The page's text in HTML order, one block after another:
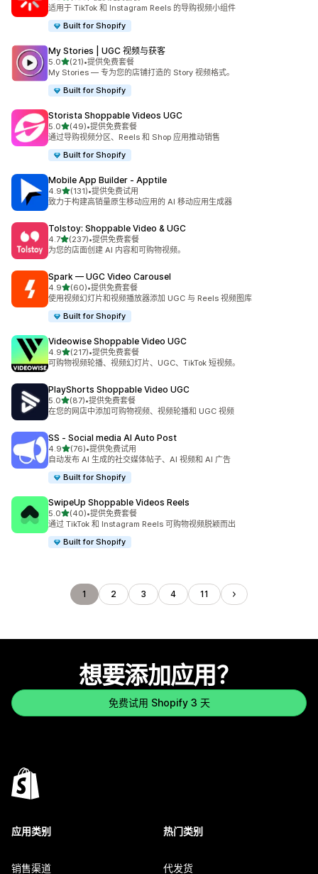
适用于 TikTok 和 Instagram Reels 的导购视频小组件
Built for Shopify
My Stories | UGC 视频与获客
5.0星（满分 5 星）
(21)
总共 21 条评论
•提供免费套餐
My Stories — 专为您的店铺打造的 Story 视频格式。
Built for Shopify
Storista Shoppable Videos UGC
5.0星（满分 5 星）
(49)
总共 49 条评论
•提供免费套餐
通过导购视频分区、Reels 和 Shop 应用推动销售
Built for Shopify
Mobile App Builder ‑ Apptile
4.9星（满分 5 星）
(131)
总共 131 条评论
•提供免费试用
致力于构建高销量原生移动应用的 AI 移动应用生成器
Tolstoy: Shoppable Video & UGC
4.7星（满分 5 星）
(237)
总共 237 条评论
•提供免费套餐
为您的店面创建 AI 内容和可购物视频。
Spark — UGC Video Carousel
4.9星（满分 5 星）
(60)
总共 60 条评论
•提供免费套餐
使用视频幻灯片和视频播放器添加 UGC 与 Reels 视频图库
Built for Shopify
Videowise Shoppable Video UGC
4.9星（满分 5 星）
(217)
总共 217 条评论
•提供免费套餐
可购物视频轮播、视频幻灯片、UGC、TikTok 短视频。
PlayShorts Shoppable Video UGC
5.0星（满分 5 星）
(87)
总共 87 条评论
•提供免费套餐
在您的网店中添加可购物视频、视频轮播和 UGC 视频
SS ‑ Social media AI Auto Post
4.9星（满分 5 星）
(76)
总共 76 条评论
•提供免费试用
自动发布 AI 生成的社交媒体帖子、AI 视频和 AI 广告
Built for Shopify
SwipeUp Shoppable Videos Reels
5.0星（满分 5 星）
(40)
总共 40 条评论
•提供免费套餐
通过 TikTok 和 Instagram Reels 可购物视频脱颖而出
Built for Shopify
1 2 3 4 11
想要添加应用？
免费试用 Shopify 3 天
应用类别
销售渠道
热门类别
代发货